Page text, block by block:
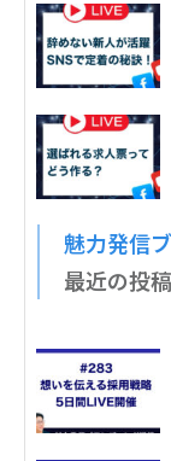
魅力発信
最近の投稿